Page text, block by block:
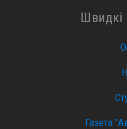
Швидкі
Газета